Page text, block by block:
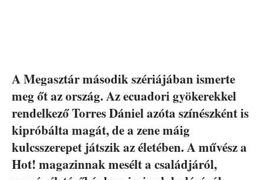
A Megasztár második szériájában ismerte
meg őt az ország. Az ecuadori gyökerekkel
rendelkező Torres Dániel azóta színészként is
kipróbálta magát, de a zene máig
kulcsszerepet játszik az életében. A művész a
Hot! magazinnak mesélt a családjáról,